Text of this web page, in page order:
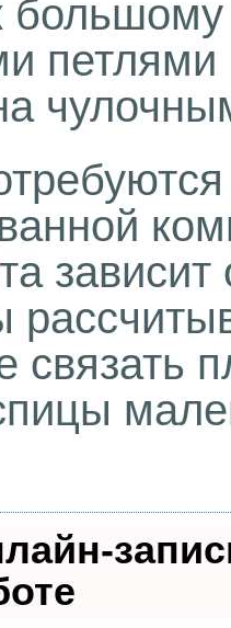
петлями
зависит
связать